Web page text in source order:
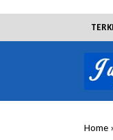
Home